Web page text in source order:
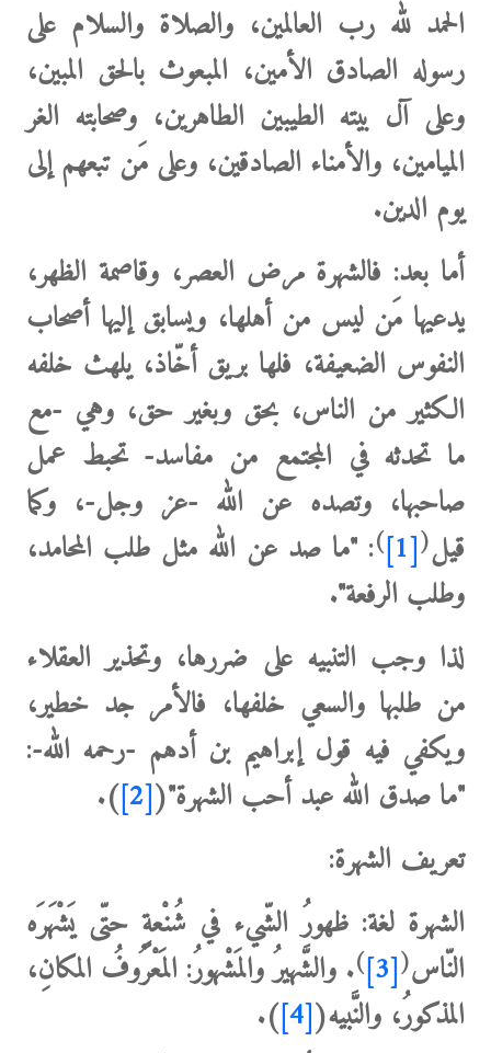
الحمد لله رب العالمين، والصلاة والسلام على
رسوله الصادق الأمين، المبعوث بالحق المبين،
وعلى آل بيته الطيبين الطاهرين، وصحابته الغر
الميامين، والأمناء الصادقين، وعلى مَن تبعهم إلى
يوم الدين.
أما بعد: فالشهرة مرض العصر، وقاصمة الظهر،
يدعيها مَن ليس من أهلها، ويسابق إليها أصحاب
النفوس الضعيفة، فلها بريق أخّاذ، يلهث خلفه
الكثير من الناس، بحق وبغير حق، وهي -مع
ما تحدثه في المجتمع من مفاسد- تحبط عمل
صاحبها، وتصده عن الله -عز وجل-، وكما
قيل(
[1]
): "ما صد عن الله مثل طلب المحامد،
وطلب الرفعة".
لذا وجب التنبيه على ضررها، وتحذير العقلاء
من طلبها والسعي خلفها، فالأمر جد خطير،
ويكفي فيه قول إبراهيم بن أدهم -رحمه الله-:
"ما صدق الله عبد أحب الشهرة"([2]
).
تعريف الشهرة:
الشهرة لغة: ‌ظهورُ ‌الشّيء ‌في ‌شُنْعةٍ حتّى يَشْهَرَه
النّاس(
[3]
). والشَّهيرُ والمَشْهورُ: المَعْرُوفُ المكانِ،
المذكورُ، والنَّبيه([4]
).